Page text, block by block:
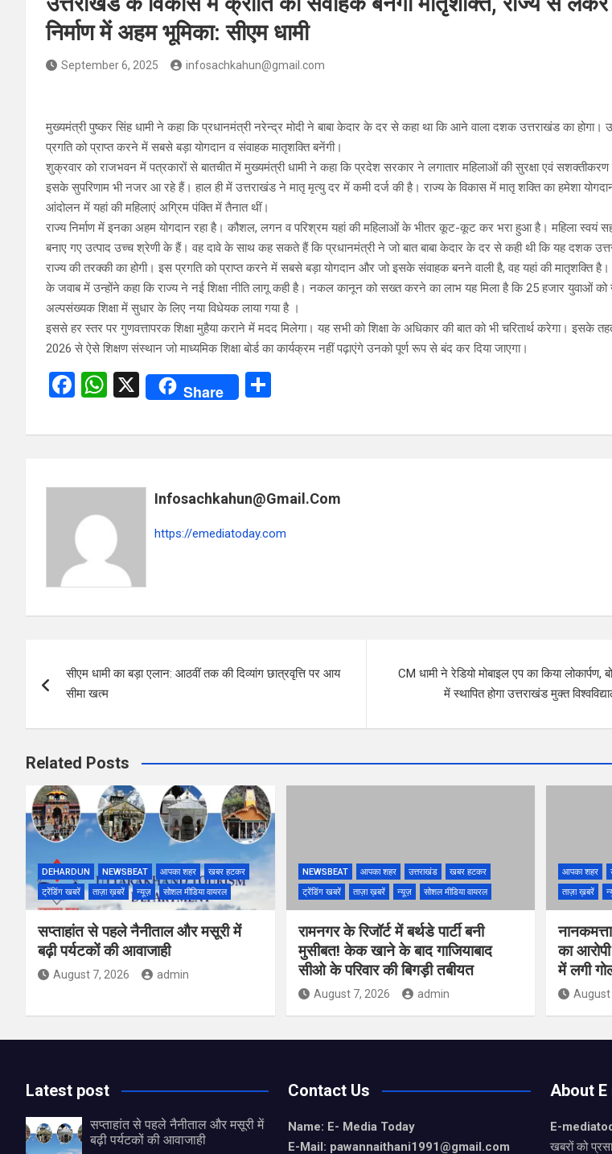
निर्माण में अहम भूमिका: सीएम धामी
September 6, 2025 infosachkahun@gmail.com
मुख्यमंत्री पुष्कर सिंह धामी ने कहा कि प्रधानमंत्री नरेन्द्र मोदी ने बाबा केदार के दर से कहा था कि आने वाला दशक उत्तराखंड का होगा।
प्रगति को प्राप्त करने में सबसे बड़ा योगदान व संवाहक मातृशक्ति बनेंगी।
शुक्रवार को राजभवन में पत्रकारों से बातचीत में मुख्यमंत्री धामी ने कहा कि प्रदेश सरकार ने लगातार महिलाओं की सुरक्षा एवं सशक्तीकरण
इसके सुपरिणाम भी नजर आ रहे हैं। हाल ही में उत्तराखंड ने मातृ मृत्यु दर में कमी दर्ज की है। राज्य के विकास में मातृ शक्ति का हमेशा
आंदोलन में यहां की महिलाएं अग्रिम पंक्ति में तैनात थीं।
राज्य निर्माण में इनका अहम योगदान रहा है। कौशल, लगन व परिश्रम यहां की महिलाओं के भीतर कूट-कूट कर भरा हुआ है। महिला स्वयं
बनाए गए उत्पाद उच्च श्रेणी के हैं। वह दावे के साथ कह सकते हैं कि प्रधानमंत्री ने जो बात बाबा केदार के दर से कही थी कि यह दशक
राज्य की तरक्की का होगी। इस प्रगति को प्राप्त करने में सबसे बड़ा योगदान और जो इसके संवाहक बनने वाली है, वह यहां की मातृशक्ति
के जवाब में उन्होंने कहा कि राज्य ने नई शिक्षा नीति लागू कही है। नकल कानून को सख्त करने का लाभ यह मिला है कि 25 हजार युवाओं को
अल्पसंख्यक शिक्षा में सुधार के लिए नया विधेयक लाया गया है ।
इससे हर स्तर पर गुणवत्तापरक शिक्षा मुहैया कराने में मदद मिलेगा। यह सभी को शिक्षा के अधिकार की बात को भी चरितार्थ करेगा। इसके
2026 से ऐसे शिक्षण संस्थान जो माध्यमिक शिक्षा बोर्ड का कार्यक्रम नहीं पढ़ाएंगे उनको पूर्ण रूप से बंद कर दिया जाएगा।
F
ce
o
o
k
W
at
A
p
p
X Share
ar
Infosachkahun@gmail.com
https://emediatoday.com
navigation
सीएम धामी का बड़ा एलान: आठवीं तक की दिव्यांग छात्रवृत्ति पर आय
सीमा खत्म
CM धामी ने रेडियो मोबाइल एप का किया लोकार्पण,
में स्थापित होगा उत्तराखंड मुक्त
Related Posts
DEHARDUN NEWSBEAT आपका शहर
खबर हटकर
ट्रेंडिंग खबरें
ताज़ा ख़बरें न्यूज़ सोशल मीडिया वायरल
सप्ताहांत से पहले नैनीताल और मसूरी में
बढ़ी पर्यटकों की आवाजाही
August 7, 2026 admin
NEWSBEAT आपका शहर उत्तराखंड
खबर हटकर
ट्रेंडिंग खबरें
ताज़ा ख़बरें न्यूज़ सोशल मीडिया वायरल
रामनगर के रिजॉर्ट में बर्थडे पार्टी बनी
मुसीबत! केक खाने के बाद गाजियाबाद
सीओ के परिवार की बिगड़ी तबीयत
August 7, 2026 admin
आपका शहर
ताज़ा ख़बरें
का
में लगी
August
Latest post
सप्ताहांत से पहले नैनीताल और मसूरी में
बढ़ी पर्यटकों की आवाजाही
Contact Us
Name: E- Media Today
E-Mail: pawannaithani1991@gmail.com
About E
E-
खबरों को